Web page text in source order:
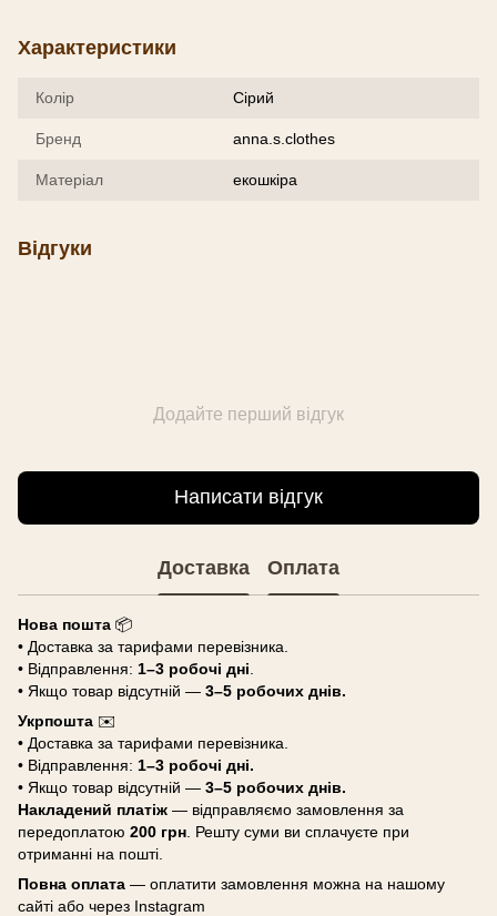
Характеристики
Колір Сірий
Бренд anna.s.clothes
Матеріал екошкіра
Відгуки
Додайте перший відгук
Написати відгук
Доставка Оплата
Нова пошта 📦
• Доставка за тарифами перевізника.
• Відправлення: 1–3 робочі дні
• Якщо товар відсутній — 3–5 робочих днів.
Укрпошта ✉️
• Доставка за тарифами перевізника.
• Відправлення: 1–3 робочі дні.
• Якщо товар відсутній — 3–5 робочих днів.
Накладений платіж — відправляємо замовлення за
передоплатою 200 грн . Решту суми ви сплачуєте при
отриманні на пошті.
Повна оплата — оплатити замовлення можна на нашому
сайті або через Instagram